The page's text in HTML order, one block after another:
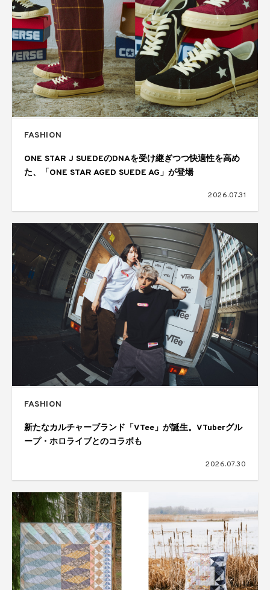
FASHION
ONE STAR J SUEDEのDNAを受け継ぎつつ快適性を高め
た、「ONE STAR AGED SUEDE AG」が登場
2026.07.31
FASHION
新たなカルチャーブランド「VTee」が誕生。VTuberグル
ープ・ホロライブとのコラボも
2026.07.30